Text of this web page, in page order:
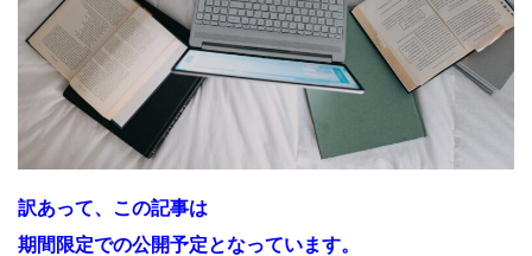
訳あって、この記事は
期間限定での公開予定となっています。